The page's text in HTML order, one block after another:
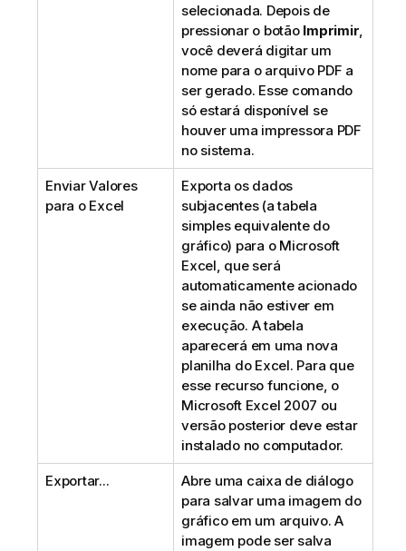
selecionada. Depois de
pressionar o botão Imprimir
você deverá digitar um
nome para o arquivo PDF a
ser gerado. Esse comando
só estará disponível se
houver uma impressora PDF
no sistema.
Enviar Valores
para o Excel
Exporta os dados
subjacentes (a tabela
simples equivalente do
gráfico) para o Microsoft
Excel, que será
automaticamente acionado
se ainda não estiver em
execução. A tabela
aparecerá em uma nova
planilha do Excel. Para que
esse recurso funcione, o
Microsoft Excel 2007 ou
versão posterior deve estar
instalado no computador.
Exportar...
Abre uma caixa de diálogo
para salvar uma imagem do
gráfico em um arquivo. A
imagem pode ser salva